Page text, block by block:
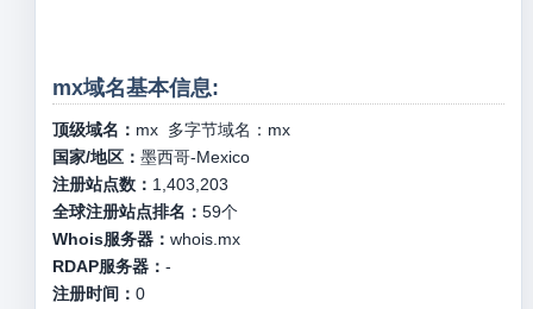
mx域名基本信息:
顶级域名： mx多字节域名： mx
国家/地区： 墨西哥-Mexico
注册站点数： 1,403,203
全球注册站点排名： 59个
Whois服务器： whois.mx
RDAP服务器： -
注册时间： 0